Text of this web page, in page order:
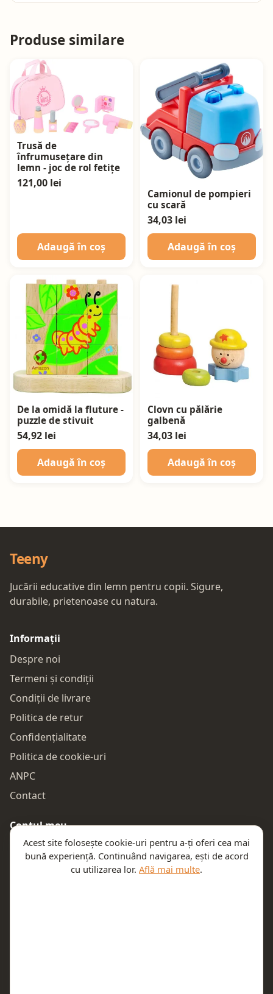
Produse similare
Trusă de
înfrumusețare din
lemn - joc de rol fetițe
121,00 lei
Adaugă în coș
Camionul de pompieri
cu scară
34,03 lei
Adaugă în coș
De la omidă la fluture -
puzzle de stivuit
54,92 lei
Adaugă în coș
Clovn cu pălărie
galbenă
34,03 lei
Adaugă în coș
Teeny
Jucării educative din lemn pentru copii. Sigure,
durabile, prietenoase cu natura.
Informații
Despre noi
Termeni și condiții
Condiții de livrare
Politica de retur
Confidențialitate
Politica de cookie-uri
ANPC
Contact
Contul meu
Autentificare
Comenzile mele
Acest site folosește cookie-uri pentru a-ți oferi cea mai
bună experiență. Continuând navigarea, ești de acord
cu utilizarea lor. Află mai multe.